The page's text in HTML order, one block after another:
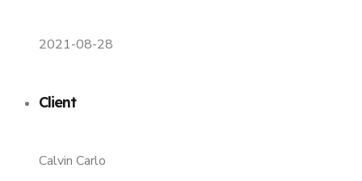
2021-08-28
Client
Calvin Carlo